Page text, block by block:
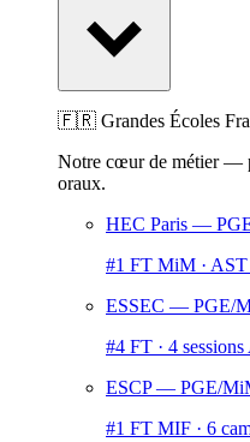
🇫🇷 Grandes Écoles
Notre cœur de métier —
oraux.
HEC Paris —
#1 FT MiM · AST
ESSEC — PGE/
#4 FT · 4
ESCP— PGE/
#1 FT MIF · 6